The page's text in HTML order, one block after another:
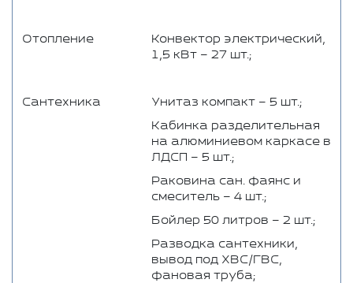
Отопление
Конвектор электрический,
1,5 кВт – 27 шт.;
Сантехника
Унитаз компакт – 5 шт.;
Кабинка разделительная
на алюминиевом каркасе в
ЛДСП – 5 шт.;
Раковина сан. фаянс и
смеситель – 4 шт.;
Бойлер 50 литров – 2 шт.;
Разводка сантехники,
вывод под ХВС/ГВС,
фановая труба;